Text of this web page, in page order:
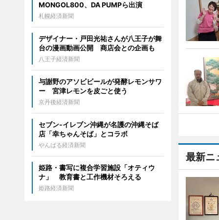
最新ニ
MONGOL800、DA PUMPら出演
札幌経済新聞
デザイナー・戸田光祐さんが八王子が舞
台の漫画動画公開 商店会との企画も
八王子経済新聞
与謝野のアソビビールが発酵レモンサワ
ー 宮津レモンを皮ごと使う
京丹後経済新聞
セブン‐イレブン沖縄が名護の沖縄そば
店「幸ちゃんそば」とコラボ
やんばる経済新聞
姫路・書写に複合学習施設「オティウ
ナ」 教育書と工作機材そろえる
姫路経済新聞